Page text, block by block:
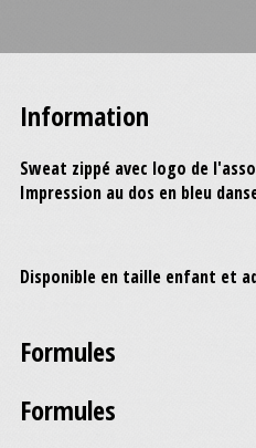
Information
Sweat zippé avec logo de
Impression au dos en bleu
Disponible en taille enfant et
Formules
Formules